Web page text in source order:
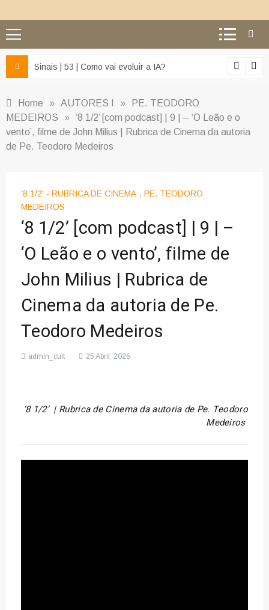
e da misericórdia’
Sinais | 53 | Como vai evoluir a IA?
Home » AUTORES I »
PE. TEODORO
MEDEIROS
» ‘8 1/2’ [com podcast] | 9 | – ‘O Leão e o
vento’, filme de John Milius | Rubrica de Cinema da autoria
de Pe. Teodoro Medeiros
'8 1/2' - RUBRICA DE CINEMA , PE. TEODORO
MEDEIROS
‘8 1/2’ [com podcast] | 9 | –
‘O Leão e o vento’, filme de
John Milius | Rubrica de
Cinema da autoria de Pe.
Teodoro Medeiros
admin_cult 25 Abril, 2026
‘8 1/2’ | Rubrica de Cinema da autoria de Pe. Teodoro
Medeiros